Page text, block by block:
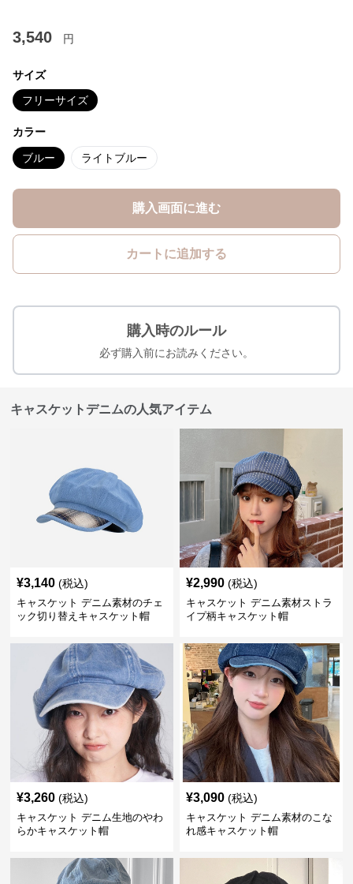
3,540 円
サイズ
フリーサイズ
カラー
ブルー ライトブルー
購入画面に進む
カートに追加する
購入時のルール
必ず購入前にお読みください。
キャスケットデニムの人気アイテム
¥3,140 (税込)
キャスケット デニム素材のチェ
ック切り替えキャスケット帽
¥2,990 (税込)
キャスケット デニム素材ストラ
イプ柄キャスケット帽
¥3,260 (税込)
キャスケット デニム生地のやわ
らかキャスケット帽
¥3,090 (税込)
キャスケット デニム素材のこな
れ感キャスケット帽